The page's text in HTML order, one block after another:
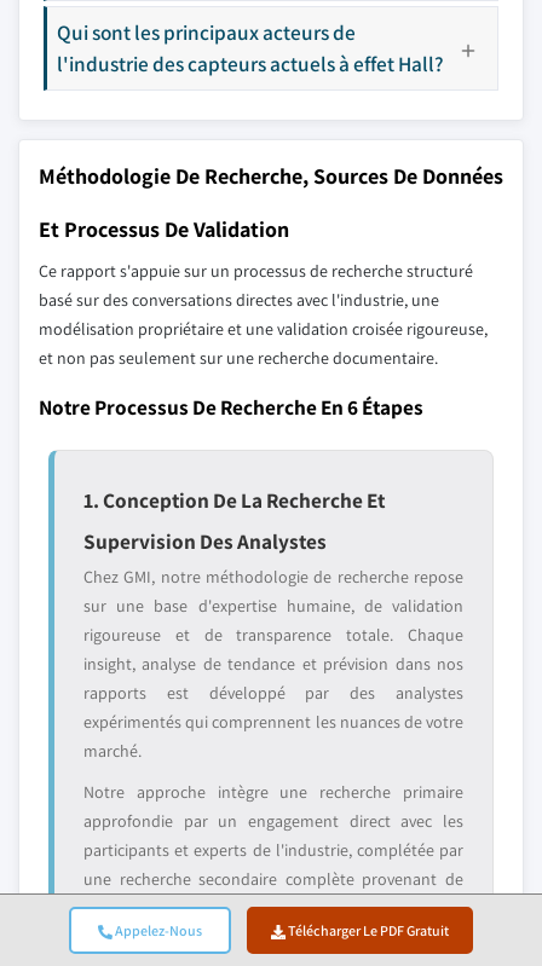
Appelez-Nous Télécharger Le PDF Gratuit
Qui sont les principaux acteurs de
l'industrie des capteurs actuels à effet Hall?
Méthodologie De Recherche, Sources De Données
Et Processus De Validation
Ce rapport s'appuie sur un processus de recherche structuré
basé sur des conversations directes avec l'industrie, une
modélisation propriétaire et une validation croisée rigoureuse,
et non pas seulement sur une recherche documentaire.
Notre Processus De Recherche En 6 Étapes
1. Conception De La Recherche Et
Supervision Des Analystes
Chez GMI, notre méthodologie de recherche repose
sur une base d'expertise humaine, de validation
rigoureuse et de transparence totale. Chaque
insight, analyse de tendance et prévision dans nos
rapports est développé par des analystes
expérimentés qui comprennent les nuances de votre
marché.
Notre approche intègre une recherche primaire
approfondie par un engagement direct avec les
participants et experts de l'industrie, complétée par
une recherche secondaire complète provenant de
sources mondiales vérifiées. Nous appliquons une
analyse d'impact quantifiée pour fournir des